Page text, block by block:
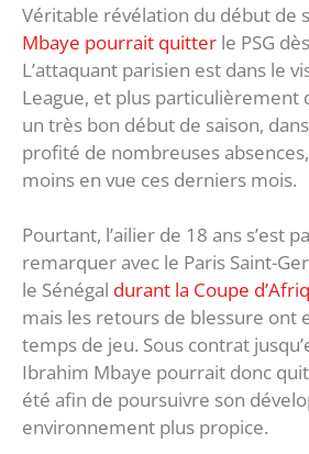
Véritable révélation du début de
Mbaye pourrait quitter le PSG
L’attaquant parisien est dans le
League, et plus particulièrement
un très bon début de saison,
profité de nombreuses
moins en vue ces derniers mois.
Pourtant, l’ailier de 18 ans s’est
remarquer avec le Paris Saint-
le Sénégal durant la Coupe
mais les retours de blessure ont
temps de jeu. Sous contrat
Ibrahim Mbaye pourrait donc
été afin de poursuivre son
environnement plus propice.